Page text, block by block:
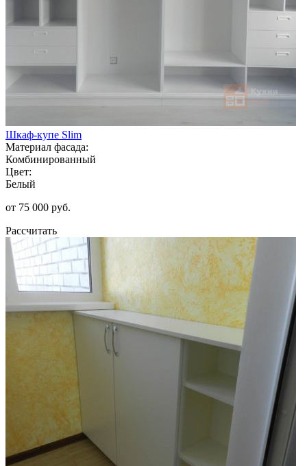
Шкаф-купе Slim
Материал фасада:
Комбинированный
Цвет:
Белый
от 75 000 руб.
Рассчитать